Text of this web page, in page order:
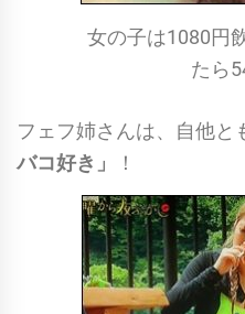
女の子は1080円
たら
フェフ姉さんは、自他と
バコ好き」
！